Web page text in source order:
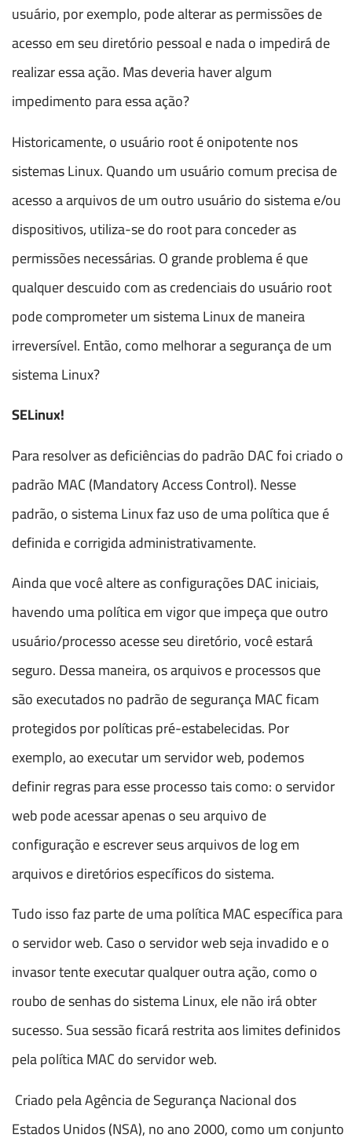
usuário, por exemplo, pode alterar as permissões de
acesso em seu diretório pessoal e nada o impedirá de
realizar essa ação. Mas deveria haver algum
impedimento para essa ação?
Historicamente, o usuário root é onipotente nos
sistemas Linux. Quando um usuário comum precisa de
acesso a arquivos de um outro usuário do sistema e/ou
dispositivos, utiliza-se do root para conceder as
permissões necessárias. O grande problema é que
qualquer descuido com as credenciais do usuário root
pode comprometer um sistema Linux de maneira
irreversível. Então, como melhorar a segurança de um
sistema Linux?
SELinux!
Para resolver as deficiências do padrão DAC foi criado o
padrão MAC (Mandatory Access Control). Nesse
padrão, o sistema Linux faz uso de uma política que é
definida e corrigida administrativamente.
Ainda que você altere as configurações DAC iniciais,
havendo uma política em vigor que impeça que outro
usuário/processo acesse seu diretório, você estará
seguro. Dessa maneira, os arquivos e processos que
são executados no padrão de segurança MAC ficam
protegidos por políticas pré-estabelecidas. Por
exemplo, ao executar um servidor web, podemos
definir regras para esse processo tais como: o servidor
web pode acessar apenas o seu arquivo de
configuração e escrever seus arquivos de log em
arquivos e diretórios específicos do sistema.
Tudo isso faz parte de uma política MAC específica para
o servidor web. Caso o servidor web seja invadido e o
invasor tente executar qualquer outra ação, como o
roubo de senhas do sistema Linux, ele não irá obter
sucesso. Sua sessão ficará restrita aos limites definidos
pela política MAC do servidor web.
Criado pela Agência de Segurança Nacional dos
Estados Unidos (NSA), no ano 2000, como um conjunto